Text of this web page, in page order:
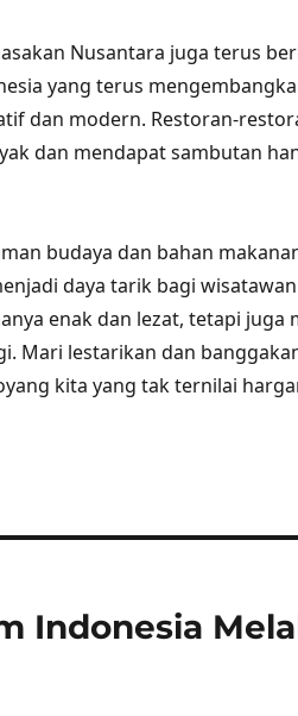
Nusantara juga terus
yang terus
dan modern. Restoran-
dan mendapat sambutan
budaya dan bahan
daya tarik bagi
enak dan lezat, tetapi juga
Mari lestarikan dan
kita yang tak ternilai
Indonesia